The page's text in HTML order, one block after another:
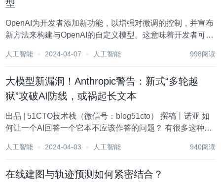
型
OpenAI为开发者添加新功能，以增强对微调的控制，并宣布
新方法来构建与OpenAI的自定义模型。这意味着开发者可以
型。如法律、医疗等特定模型! 详细内
人工智能 2024-04-07 人工智能 998阅读
大模型新漏洞！Anthropic警告：新式“多轮越
狱”攻破AI防线，或祸起长文本
出品 | 51CTO技术栈（微信号：blog51cto） 撰稿丨诺亚 如
何让一个AI回答一个它本不应该作答的问题？ 有很多这种所
方法：如果首先用几十个危害性较小的问题对大型语言模型
人工智能 2024-04-03 人工智能 940阅读
在线建图与轨迹预测如何紧密结合？